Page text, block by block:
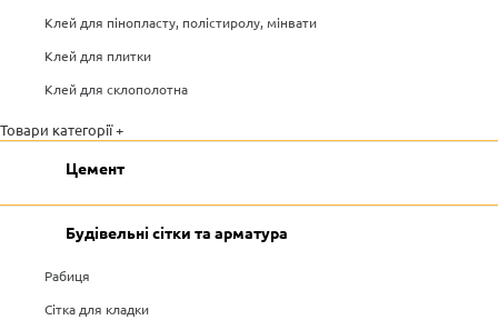
Клей для пінопласту, полістиролу, мінвати
Клей для плитки
Клей для склополотна
Товари категорії +
Цемент
Будівельні сітки та арматура
Рабиця
Сітка для кладки